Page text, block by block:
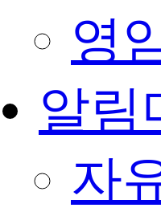
영
알림
자